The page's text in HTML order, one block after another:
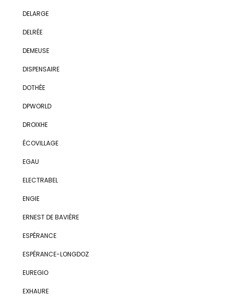
DELARGE
DELRÉE
DEMEUSE
DISPENSAIRE
DOTHÉE
DPWORLD
DROIXHE
ÉCOVILLAGE
EGAU
ELECTRABEL
ENGIE
ERNEST DE BAVIÈRE
ESPÉRANCE
ESPÉRANCE-LONGDOZ
EUREGIO
EXHAURE